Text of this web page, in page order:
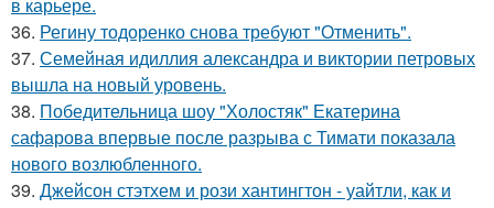
36. Регину тодоренко снова требуют "Отменить".
37. Семейная идиллия александра и виктории петровых
вышла на новый уровень.
38. Победительница шоу "Холостяк" Екатерина
сафарова впервые после разрыва с Тимати показала
нового возлюбленного.
39. Джейсон стэтхем и рози хантингтон - уайтли, как и